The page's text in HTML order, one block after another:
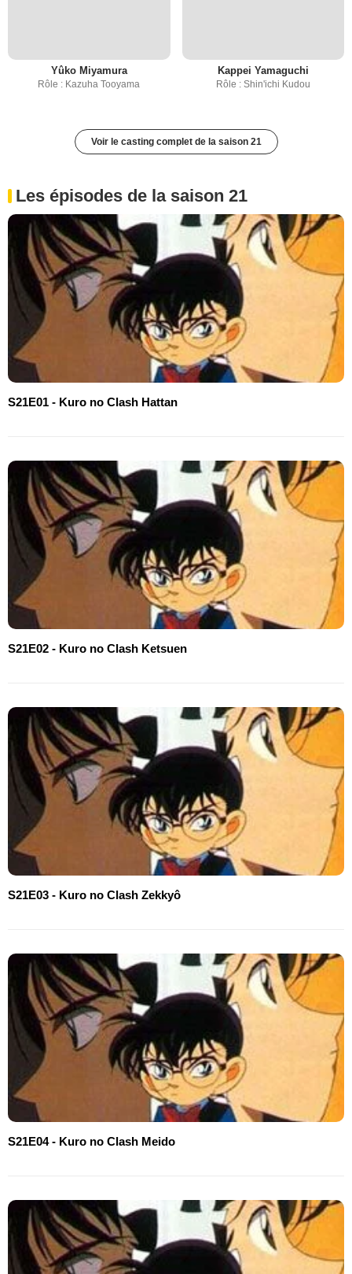
Yûko Miyamura
Rôle : Kazuha Tooyama
Kappei Yamaguchi
Rôle : Shin'ichi Kudou
Voir le casting complet de la saison 21
Les épisodes de la saison 21
S21E01 - Kuro no Clash Hattan
S21E02 - Kuro no Clash Ketsuen
S21E03 - Kuro no Clash Zekkyô
S21E04 - Kuro no Clash Meido